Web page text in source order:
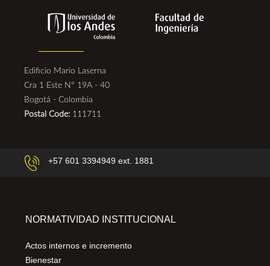
Edificio Mario Laserna
Cra 1 Este N° 19A - 40
Bogotá - Colombia
Postal Code: 111711
+57 601 3394949 ext. 1881
NORMATIVIDAD INSTITUCIONAL
Actos internos e incremento
Bienestar